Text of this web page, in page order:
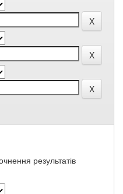
результатів